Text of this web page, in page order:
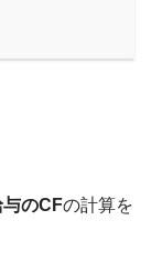
のCFの計算を